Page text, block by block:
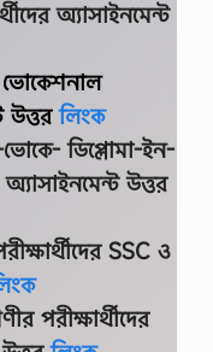
অ্যাসাইনমেন্ট
ভোকেশনাল
উত্তরলিংক
ডিপ্লোমা-ইন-
উত্তর
SSC ও
পরীক্ষার্থীদের